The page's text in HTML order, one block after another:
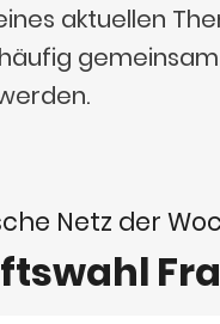
aktuellen
Netz der